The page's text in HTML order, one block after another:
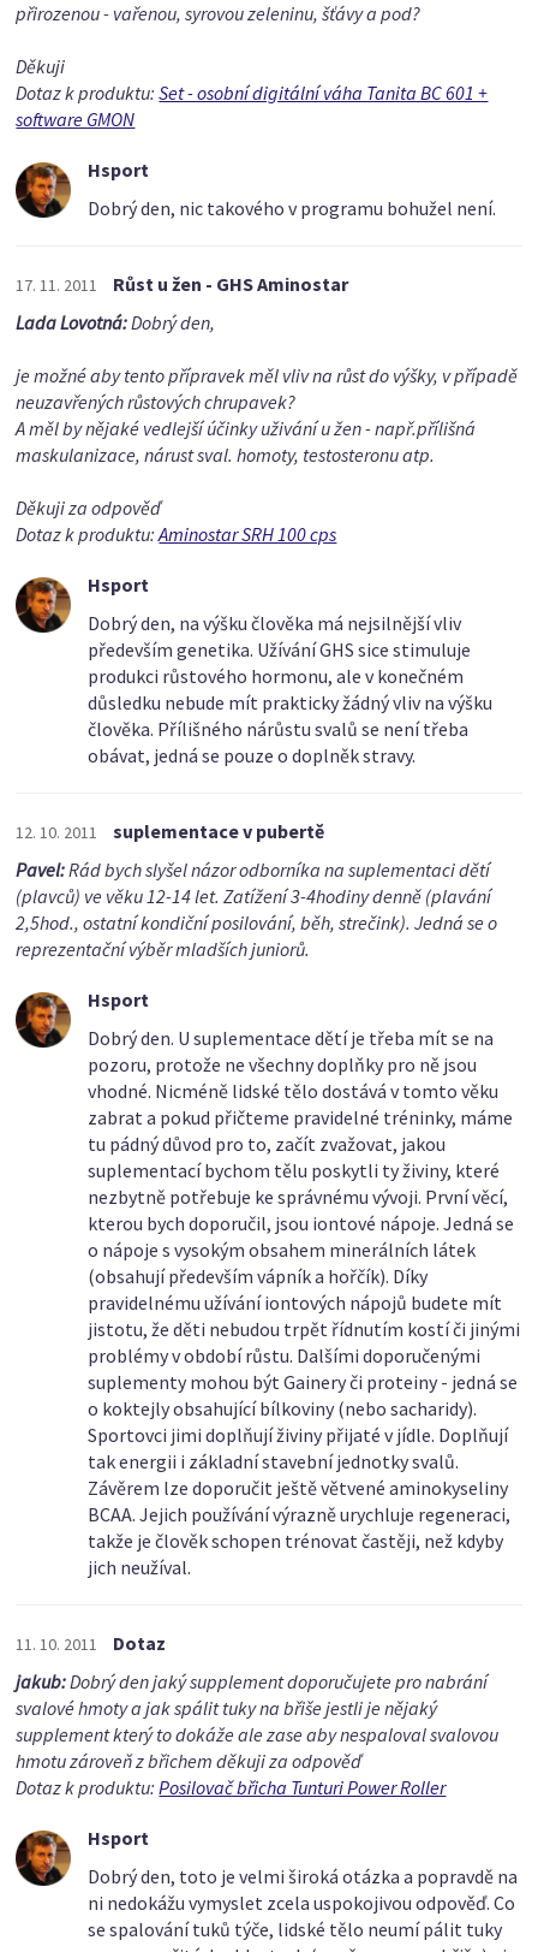
přirozenou - vařenou, syrovou zeleninu, šťávy a pod?
Děkuji
Dotaz k produktu:Set - osobní digitální váha Tanita BC 601 +
software GMON
Hsport
Dobrý den, nic takového v programu bohužel není.
17. 11. 2011
Růst u žen - GHS Aminostar
Lada Lovotná:Dobrý den,
je možné aby tento přípravek měl vliv na růst do výšky, v případě
neuzavřených růstových chrupavek?
A měl by nějaké vedlejší účinky uživání u žen - např.přílišná
maskulanizace, nárust sval. homoty, testosteronu atp.
Děkuji za odpověď
Dotaz k produktu:Aminostar SRH 100 cps
Hsport
Dobrý den, na výšku člověka má nejsilnější vliv
především genetika. Užívání GHS sice stimuluje
produkci růstového hormonu, ale v konečném
důsledku nebude mít prakticky žádný vliv na výšku
člověka. Přílišného nárůstu svalů se není třeba
obávat, jedná se pouze o doplněk stravy.
12. 10. 2011
suplementace v pubertě
Pavel:Rád bych slyšel názor odborníka na suplementaci dětí
(plavců) ve věku 12-14 let. Zatížení 3-4hodiny denně (plavání
2,5hod., ostatní kondiční posilování, běh, strečink). Jedná se o
reprezentační výběr mladších juniorů.
Hsport
Dobrý den. U suplementace dětí je třeba mít se na
pozoru, protože ne všechny doplňky pro ně jsou
vhodné. Nicméně lidské tělo dostává v tomto věku
zabrat a pokud přičteme pravidelné tréninky, máme
tu pádný důvod pro to, začít zvažovat, jakou
suplementací bychom tělu poskytli ty živiny, které
nezbytně potřebuje ke správnému vývoji. První věcí,
kterou bych doporučil, jsou iontové nápoje. Jedná se
o nápoje s vysokým obsahem minerálních látek
(obsahují především vápník a hořčík). Díky
pravidelnému užívání iontových nápojů budete mít
jistotu, že děti nebudou trpět řídnutím kostí či jinými
problémy v období růstu. Dalšími doporučenými
suplementy mohou být Gainery či proteiny - jedná se
o koktejly obsahující bílkoviny (nebo sacharidy).
Sportovci jimi doplňují živiny přijaté v jídle. Doplňují
tak energii i základní stavební jednotky svalů.
Závěrem lze doporučit ještě větvené aminokyseliny
BCAA. Jejich používání výrazně urychluje regeneraci,
takže je člověk schopen trénovat častěji, než kdyby
jich neužíval.
11. 10. 2011
Dotaz
jakub:Dobrý den jaký supplement doporučujete pro nabrání
svalové hmoty a jak spálit tuky na břiše jestli je nějaký
supplement který to dokáže ale zase aby nespaloval svalovou
hmotu zároveň z břichem děkuji za odpověď
Dotaz k produktu:Posilovač břicha Tunturi Power Roller
Hsport
Dobrý den, toto je velmi široká otázka a popravdě na
ni nedokážu vymyslet zcela uspokojivou odpověď. Co
se spalování tuků týče, lidské tělo neumí pálit tuky